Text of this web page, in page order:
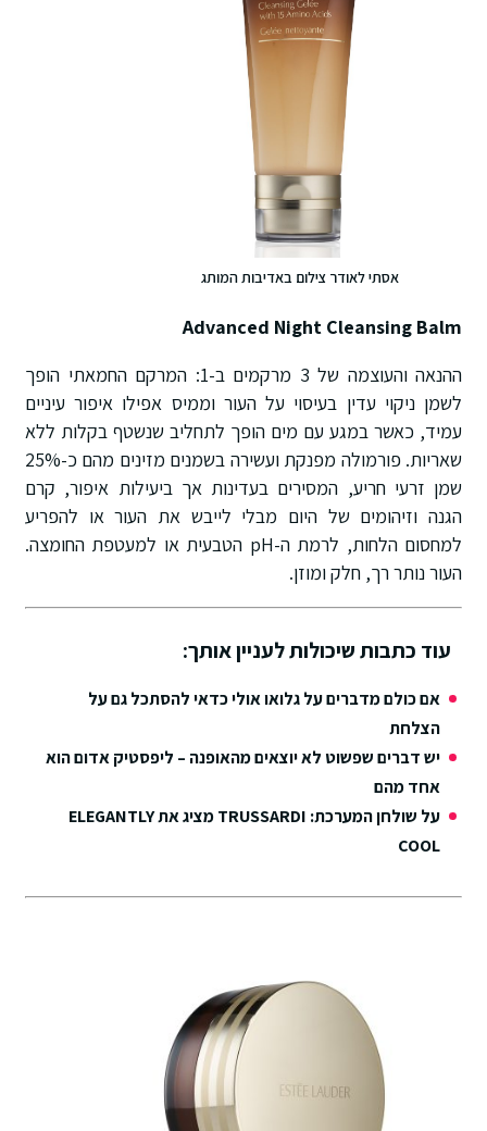
אסתי לאודר צילום באדיבות המותג
Advanced Night Cleansing Balm
ההנאה והעוצמה של 3 מרקמים ב-1: המרקם החמאתי הופך
לשמן ניקוי עדין בעיסוי על העור וממיס אפילו איפור עיניים
עמיד, כאשר במגע עם מים הופך לתחליב שנשטף בקלות ללא
שאריות. פורמולה מפנקת ועשירה בשמנים מזינים מהם כ-25%
שמן זרעי חריע, המסירים בעדינות אך ביעילות איפור, קרם
הגנה וזיהומים של היום מבלי לייבש את העור או להפריע
למחסום הלחות, לרמת ה-pH הטבעית או למעטפת החומצה.
העור נותר רך, חלק ומוזן.
עוד כתבות שיכולות לעניין אותך:
אם כולם מדברים על גלואו אולי כדאי להסתכל גם על
הצלחת
יש דברים שפשוט לא יוצאים מהאופנה – ליפסטיק אדום הוא
אחד מהם
על שולחן המערכת: TRUSSARDI מציג את ELEGANTLY
COOL